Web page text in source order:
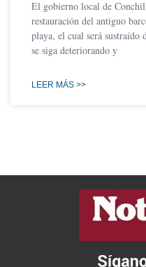
El gobierno local de
restauración del antiguo
playa, el cual será sustraído
se siga deteriorando y
LEER MÁS >>